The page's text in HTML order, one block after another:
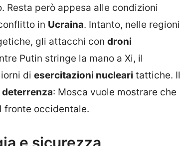
Resta però appesa alle condizioni
in Ucraina. Intanto, nelle regioni
gli attacchi con droni
Putin stringe la mano a Xi, il
di esercitazioni nucleari tattiche. Il
deterrenza: Mosca vuole mostrare che
fronte occidentale.
e sicurezza